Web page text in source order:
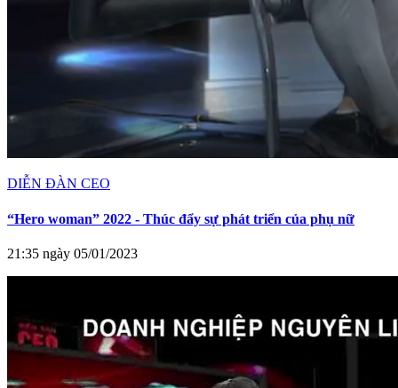
DIỄN ĐÀN CEO
“Hero woman” 2022 - Thúc đẩy sự phát triển của phụ nữ
21:35 ngày 05/01/2023